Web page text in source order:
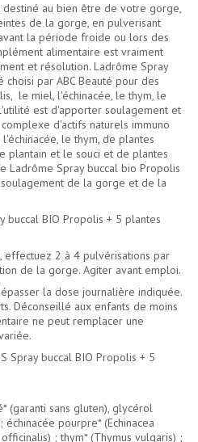
au bien être de votre gorge,
de la gorge, en pulverisant
la période froide ou lors des
alimentaire est vraiment
et résolution. Ladrôme Spray
par ABC Beauté pour des
le miel, l'échinacée, le thym, le
est d'apporter soulagement et
d'actifs naturels immuno
le thym, de plantes
plantain et le souci et de plantes
Ladrôme Spray buccal bio Propolis
de la gorge et de la
buccal BIO Propolis + 5 plantes
effectuez 2 à 4 pulvérisations par
de la gorge. Agiter avant emploi.
la dose journalière indiquée.
Déconseillé aux enfants de moins
ne peut remplacer une
Spray buccal BIO Propolis + 5
(garanti sans gluten), glycérol
pourpre* (Echinacea
; thym* (Thymus vulgaris) ;